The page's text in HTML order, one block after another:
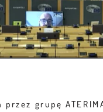
przez grupę